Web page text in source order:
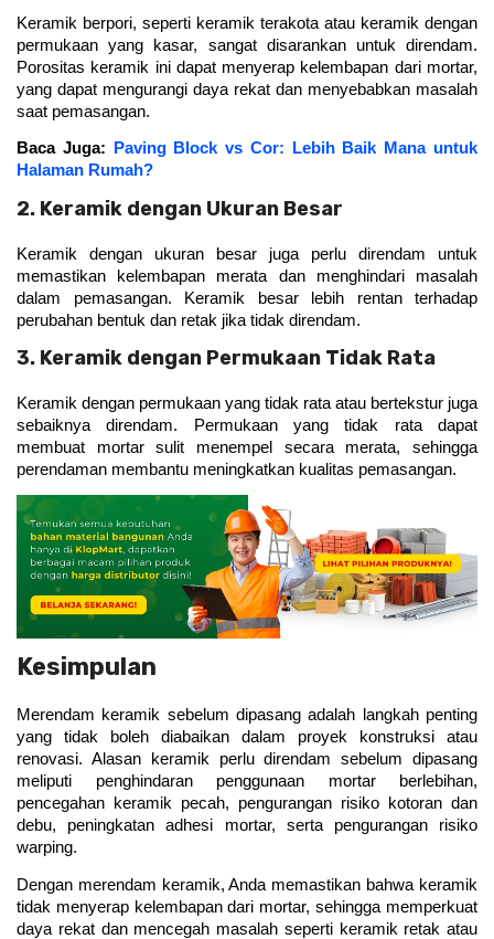
Keramik berpori, seperti keramik terakota atau keramik dengan
permukaan yang kasar, sangat disarankan untuk direndam.
Porositas keramik ini dapat menyerap kelembapan dari mortar,
yang dapat mengurangi daya rekat dan menyebabkan masalah
saat pemasangan.
Baca Juga:
Paving Block vs Cor: Lebih Baik Mana untuk
Halaman Rumah?
2. Keramik dengan Ukuran Besar
Keramik dengan ukuran besar juga perlu direndam untuk
memastikan kelembapan merata dan menghindari masalah
dalam pemasangan. Keramik besar lebih rentan terhadap
perubahan bentuk dan retak jika tidak direndam.
3. Keramik dengan Permukaan Tidak Rata
Keramik dengan permukaan yang tidak rata atau bertekstur juga
sebaiknya direndam. Permukaan yang tidak rata dapat
membuat mortar sulit menempel secara merata, sehingga
perendaman membantu meningkatkan kualitas pemasangan.
Kesimpulan
Merendam keramik sebelum dipasang adalah langkah penting
yang tidak boleh diabaikan dalam proyek konstruksi atau
renovasi. Alasan keramik perlu direndam sebelum dipasang
meliputi penghindaran penggunaan mortar berlebihan,
pencegahan keramik pecah, pengurangan risiko kotoran dan
debu, peningkatan adhesi mortar, serta pengurangan risiko
warping.
Dengan merendam keramik, Anda memastikan bahwa keramik
tidak menyerap kelembapan dari mortar, sehingga memperkuat
daya rekat dan mencegah masalah seperti keramik retak atau